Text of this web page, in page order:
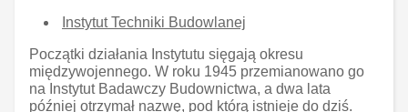
Instytut Techniki Budowlanej
Początki działania Instytutu sięgają okresu
międzywojennego. W roku 1945 przemianowano go
na Instytut Badawczy Budownictwa, a dwa lata
później otrzymał nazwę, pod którą istnieje do dziś.